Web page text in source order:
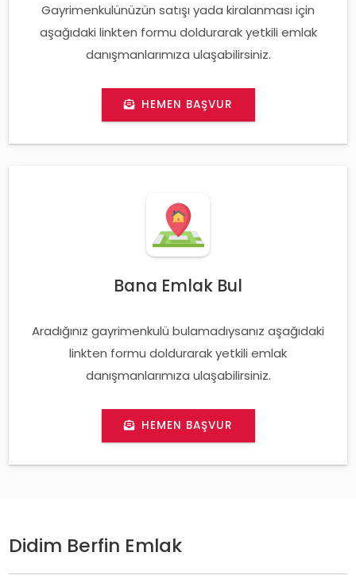
Gayrimenkulünüzün satışı yada kiralanması için
aşağıdaki linkten formu doldurarak yetkili emlak
danışmanlarımıza ulaşabilirsiniz.
HEMEN BAŞVUR
Bana Emlak Bul
Aradığınız gayrimenkulü bulamadıysanız aşağıdaki
linkten formu doldurarak yetkili emlak
danışmanlarımıza ulaşabilirsiniz.
HEMEN BAŞVUR
Didim Berfin Emlak